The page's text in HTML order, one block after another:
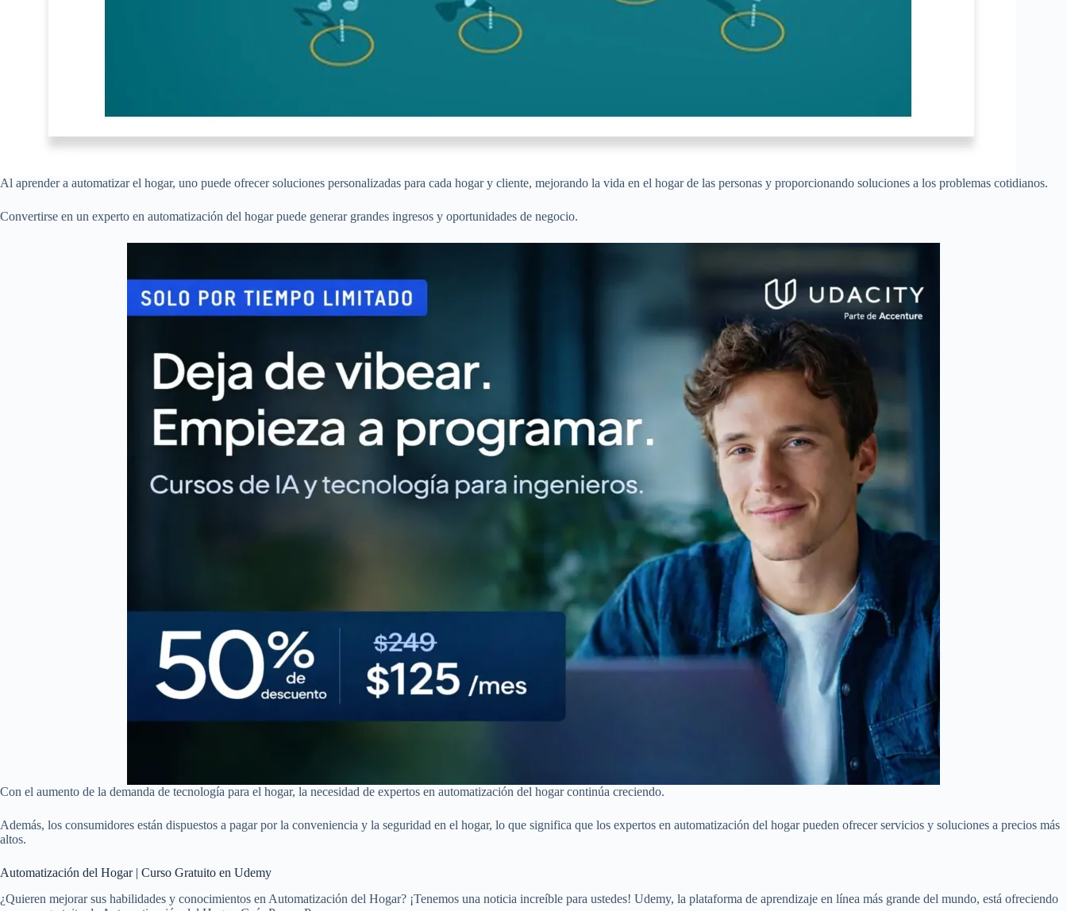
Al aprender a automatizar el hogar, uno puede ofrecer soluciones personalizadas para cada hogar y cliente, mejorando la vida en el hogar de las personas y proporcionando soluciones a los problemas cotidianos.
Convertirse en un experto en automatización del hogar puede generar grandes ingresos y oportunidades de negocio.
Con el aumento de la demanda de tecnología para el hogar, la necesidad de expertos en automatización del hogar continúa creciendo.
Además, los consumidores están dispuestos a pagar por la conveniencia y la seguridad en el hogar, lo que significa que los expertos en automatización del hogar pueden ofrecer servicios y soluciones a precios más
altos.
Automatización del Hogar | Curso Gratuito en Udemy
¿Quieren mejorar sus habilidades y conocimientos en Automatización del Hogar? ¡Tenemos una noticia increíble para ustedes! Udemy, la plataforma de aprendizaje en línea más grande del mundo, está ofreciendo